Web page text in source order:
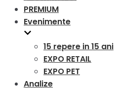
PREMIUM
Evenimente
15 repere in 15 ani
EXPO RETAIL
EXPO PET
Analize